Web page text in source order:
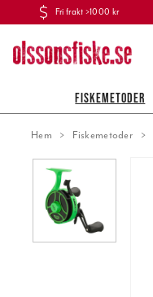
Fri frakt >1000 kr
FISKEMETODER
Hem Fiskemetoder